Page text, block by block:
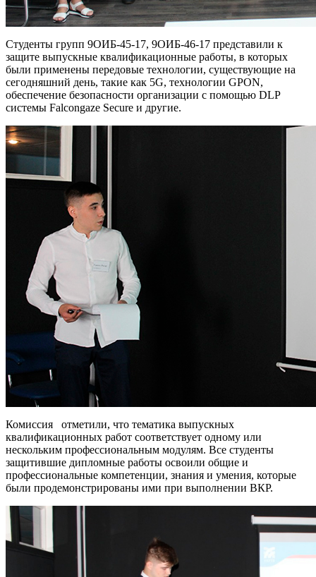
Студенты групп 9ОИБ-45-17, 9ОИБ-46-17 представили к
защите выпускные квалификационные работы, в которых
были применены передовые технологии, существующие на
сегодняшний день, такие как 5G, технологии GPON,
обеспечение безопасности организации с помощью DLP
системы Falcongaze Secure и другие.
Комиссия отметили, что тематика выпускных
квалификационных работ соответствует одному или
нескольким профессиональным модулям. Все студенты
защитившие дипломные работы освоили общие и
профессиональные компетенции, знания и умения, которые
были продемонстрированы ими при выполнении ВКР.